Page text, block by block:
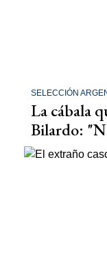
SELECCIÓN
La cábala
Bilardo: